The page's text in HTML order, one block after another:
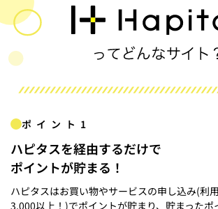
ポイント1
ハピタスを経由するだけで
ポイントが貯まる！
ハピタスはお買い物やサービスの申し込み(利
3,000以上！)でポイントが貯まり、貯まった